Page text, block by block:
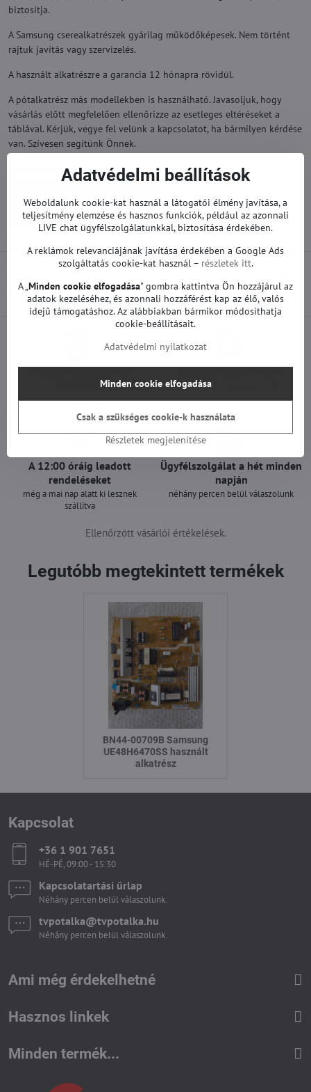
biztosítja.
A Samsung cserealkatrészek gyárilag működőképesek. Nem történt
rajtuk javítás vagy szervizelés.
A használt alkatrészre a garancia 12 hónapra rövidül.
A pótalkatrész más modellekben is használható. Javasoljuk, hogy
vásárlás előtt megfelelően ellenőrizze az esetleges eltéréseket a
táblával. Kérjük, vegye fel velünk a kapcsolatot, ha bármilyen kérdése
van. Szívesen segítünk Önnek.
Továbbiak a kategóriából
Tápegységek | Samsung TV
Előző termék Következő termék
Minden termékünket
teszteljük
100%-os működőképességet
garantálunk
Szállítás csak 1490 Ft
25 000 Ft felett ingyenes a szállítás
A 12:00 óráig leadott
rendeléseket
még a mai nap alatt ki lesznek
szállítva
Ügyfélszolgálat a hét minden
napján
néhány percen belül válaszolunk
Ellenőrzött vásárlói értékelések.
Legutóbb megtekintett termékek
BN44-00709B Samsung
UE48H6470SS használt
alkatrész
Kapcsolat
+36 1 901 7651
HÉ-PÉ, 09:00 - 15:30
Kapcsolatartási űrlap
Néhány percen belül válaszolunk.
tvpotalka​@tvpotalka​.hu
Néhány percen belül válaszolunk.
Ami még érdekelhetné
Hasznos linkek
Minden termék...
Adatvédelmi beállítások
Weboldalunk cookie-kat használ a látogatói élmény javítása, a
teljesítmény elemzése és hasznos funkciók, például az azonnali
LIVE chat ügyfélszolgálatunkkal, biztosítása érdekében.
A reklámok relevanciájának javítása érdekében a Google Ads
szolgáltatás cookie-kat használ – részletek itt.
A „Minden cookie elfogadása" gombra kattintva Ön hozzájárul az
adatok kezeléséhez, és azonnali hozzáférést kap az élő, valós
idejű támogatáshoz. Az alábbiakban bármikor módosíthatja
cookie-beállításait.
Adatvédelmi nyilatkozat
Részletek megjelenítése
Minden cookie elfogadása
Csak a szükséges cookie-k használata